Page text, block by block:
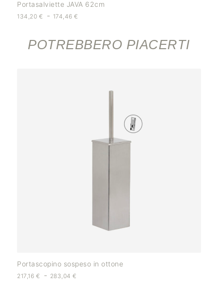
Portasalviette JAVA 62cm
134,20 € - 174,46€
POTREBBERO PIACERTI
Portascopino sospeso in ottone
217,16 € - 283,04€